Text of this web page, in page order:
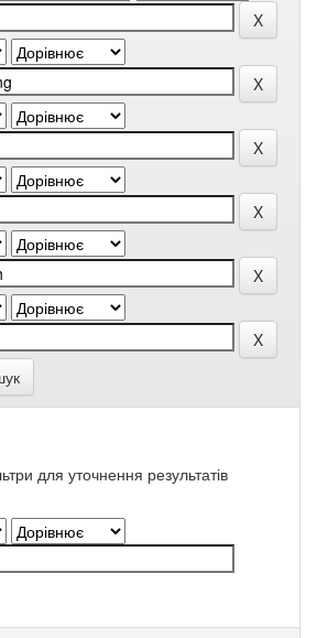
для уточнення результатів